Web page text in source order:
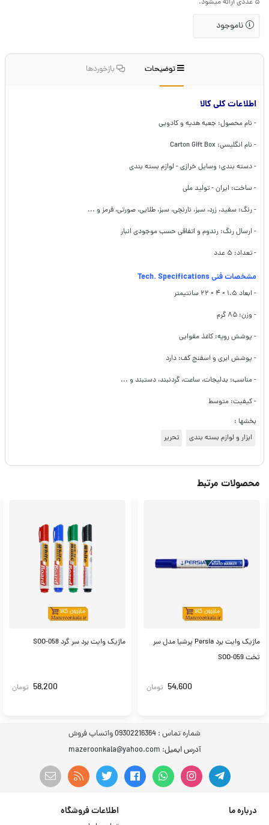
۵ عددی ارائه میشود.
ناموجود
توضیحات بازخوردها
اطلاعات کلی کالا
- نام محصول: جعبه هدیه و کادویی
- نام انگلیسی: Carton Gift Box
- دسته بندی: وسایل خرازی - لوازم بسته بندی
- ساخت: ایران - تولید ملی
- رنگ: سفید، زرد، سبز، نارنچی، سبز، طلایی، صورتی، قرمز و ...
- ارسال رنگ: رندوم و اتفاقی حسب موجودی انبار
- تعداد: ۵ عدد
مشخصات فنی Tech. Specifications
- ابعاد ۱.۵ × ۴ × ۲۲ سانتیمتر
- وزن: ۸۵ گرم
- پوشش رویه: کاغذ مقوایی
- پوشش ابری و اسفنج کف: دارد
- مناسب: بدلیجات، ساعت، گردنبند، دستبند و ...
- کیفیت: متوسط
بخشها :
ابزار و لوازم بسته بندی
تحریر
محصولات مرتبط
ماژیک وایت برد Persia پرشیا مدل سر
تخت SOO-059
54,600 تومان
ماژیک وایت برد سر گرد SOO-058
58,200 تومان
شماره تماس : 09302216364 واتساپ فروش
آدرس ایمیل: mazeroonkala@yahoo.com
درباره ما اطلاعات فروشگاه